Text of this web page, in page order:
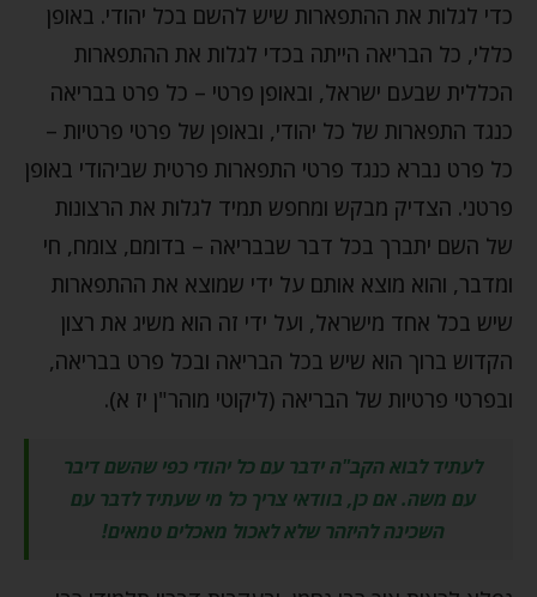
כדי לגלות את ההתפארות שיש להשם בכל יהודי. באופן
כללי, כל הבריאה הייתה בכדי לגלות את ההתפארות
הכללית שבעם ישראל, ובאופן פרטי – כל פרט בבריאה
כנגד התפארות של כל יהודי, ובאופן של פרטי פרטיות –
כל פרט נברא כנגד פרטי התפארות פרטית שביהודי באופן
פרטני. הצדיק מבקש ומחפש תמיד לגלות את הרצונות
של השם יתברך בכל דבר שבבריאה – בדומם, צומח, חי
ומדבר, והוא מוצא אותם על ידי שמוצא את ההתפארות
שיש בכל אחד מישראל, ועל ידי זה הוא משיג את רצון
הקדוש ברוך הוא שיש בכל הבריאה ובכל פרט בבריאה,
ובפרטי פרטיות של הבריאה (ליקוטי מוהר"ן יז א).
לעתיד לבוא הקב"ה ידבר עם כל יהודי כפי שהשם דיבר
עם משה. אם כן, בוודאי צריך כל מי שעתיד לדבר עם
השכינה להיזהר שלא לאכול מאכלים טמאים!